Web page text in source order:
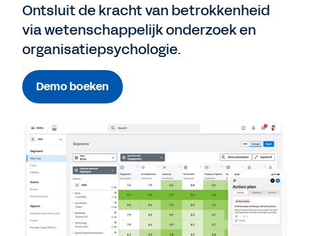
Ontsluit de kracht van betrokkenheid
via wetenschappelijk onderzoek en
organisatiepsychologie.
Demo boeken